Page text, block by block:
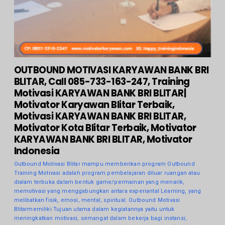
OUTBOUND MOTIVASI KARYAWAN BANK BRI
BLITAR, Call 085-733-163-247, Training
Motivasi KARYAWAN BANK BRI BLITAR|
Motivator Karyawan Blitar Terbaik,
Motivasi KARYAWAN BANK BRI BLITAR,
Motivator Kota Blitar Terbaik, Motivator
KARYAWAN BANK BRI BLITAR, Motivator
Indonesia
Outbound Motivasi Blitar mampu memberikan program Outbound
Training Motivasi adalah program pembelajaran diluar ruangan atau
dialam terbuka dalam bentuk game/permainan yang menarik,
memotivasi yang menggabungkan antara experiantal Learning, yang
melibatkan fisik, emosi, mental, spiritual. Outbound Motivasi
Blitarmemiliki Tujuan utama dalam kegiatannya yaitu untuk
meningkatkan motivasi, semangat dalam bekerja bagi instansi,